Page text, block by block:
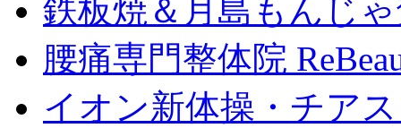
鉄板焼＆月島もんじ
腰痛専門整体院
イオン新体操・チア